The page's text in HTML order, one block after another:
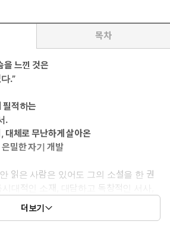
목차
을 느낀 것은
.”
필적하는
.
대체로 무난하게 살아온
밀한 자기 개발
읽은 사람은 있어도 그의 소설을 한 권
대적인 소재, 대담하고 독창적인 서사,
력한 팬덤을 형성하고 있는 작가 임성순
자기 개발의 정석』이 출간되었다. 민음
더보기